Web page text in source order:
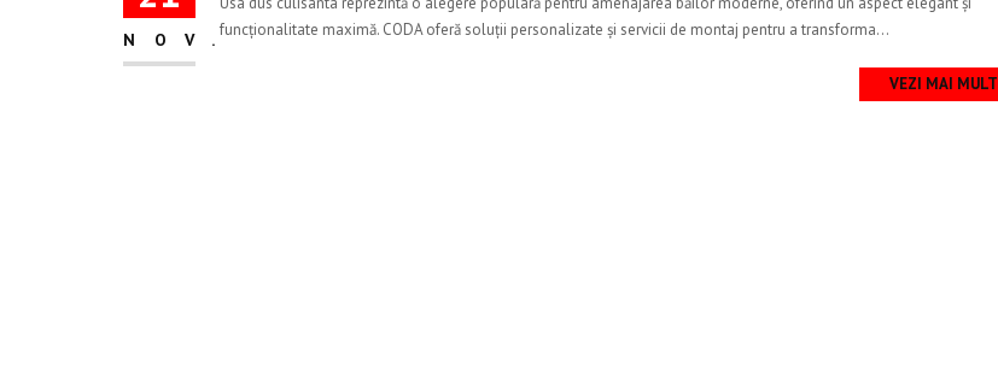
NOV.funcționalitate maximă. CODA oferă soluții personalizate și servicii de montaj pentru a transforma...
VEZI MAI MULT